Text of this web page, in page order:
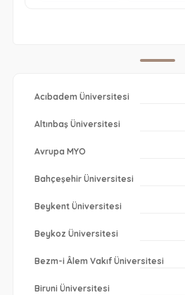
Acıbadem Üniversitesi
Altınbaş Üniversitesi
Avrupa MYO
Bahçeşehir Üniversitesi
Beykent Üniversitesi
Beykoz Üniversitesi
Bezm-i Âlem Vakıf Üniversitesi
Biruni Üniversitesi